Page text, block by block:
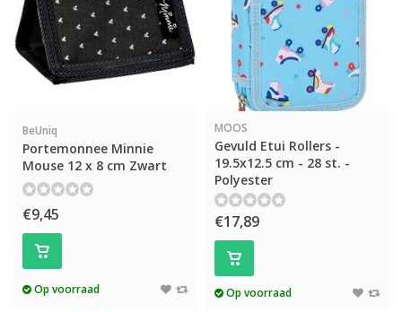
BeUniq
Portemonnee Minnie
Mouse 12 x 8 cm Zwart
€9,45
Op voorraad
MOOS
Gevuld Etui Rollers -
19.5x12.5 cm - 28 st. -
Polyester
€17,89
Op voorraad